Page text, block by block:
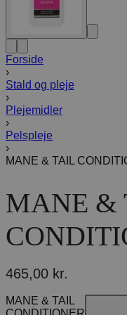
Forside
›
Stald og pleje
›
Plejemidler
›
Pelspleje
›
MANE & TAIL
MANE &
465,00 kr.
MANE & TAIL